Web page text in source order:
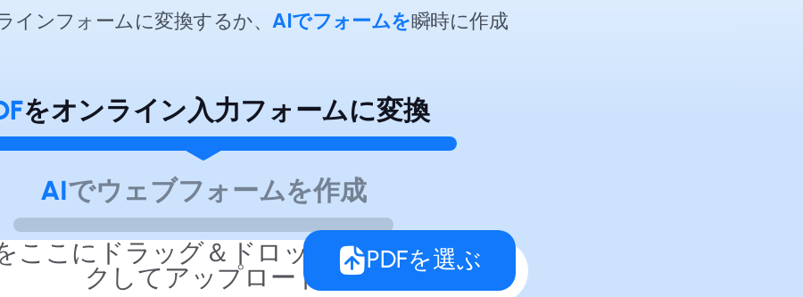
インフォームに変換するか、AIでフォームを瞬時に作成
をオンライン入力フォームに変換
AIでウェブフォームを作成
ここにドラッグ＆ドロップするか、クリッ
クしてアップロード
PDFを選ぶ